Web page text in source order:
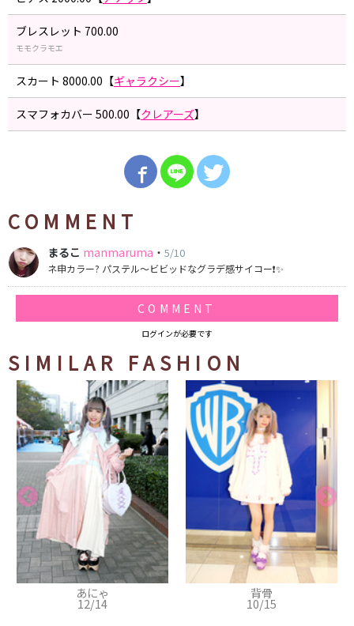
ブレスレット 700.00
モモクラモエ
スカート 8000.00【ギャラクシー】
スマフォカバー 500.00【クレアーズ】
COMMENT
まるこ manmaruma ・ 5/10
ネ申カラー? パステル〜ビビッドなグラデ感サイコー❗️✨
COMMENT
ログインが必要です
SIMILAR FASHION
あにゃ
12/14
背骨
10/15